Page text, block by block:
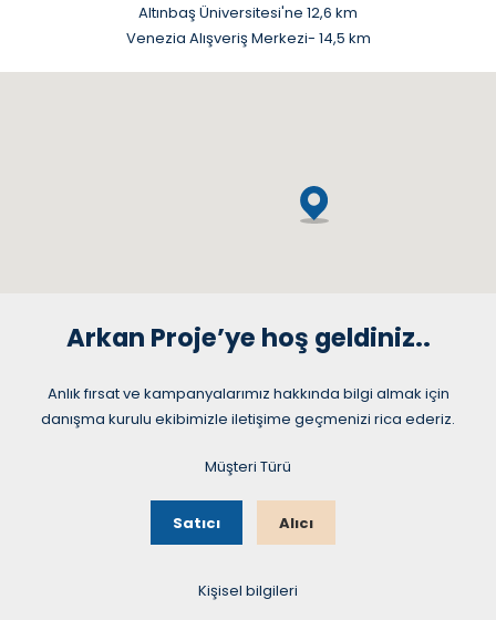
Altınbaş Üniversitesi'ne 12,6 km
Venezia Alışveriş Merkezi- 14,5 km
Arkan Proje’ye hoş geldiniz..
Anlık fırsat ve kampanyalarımız hakkında bilgi almak için
danışma kurulu ekibimizle iletişime geçmenizi rica ederiz.
Müşteri Türü
Satıcı Alıcı
Kişisel bilgileri